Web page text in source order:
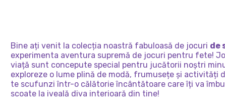
Bine ați venit la colecția noastră fabuloasă de jocuri de
experimenta aventura supremă de jocuri pentru fete!
viață sunt concepute special pentru jucătorii noștri
exploreze o lume plină de modă, frumusețe și activități
te scufunzi într-o călătorie încântătoare care îți va
scoate la iveală diva interioară din tine!